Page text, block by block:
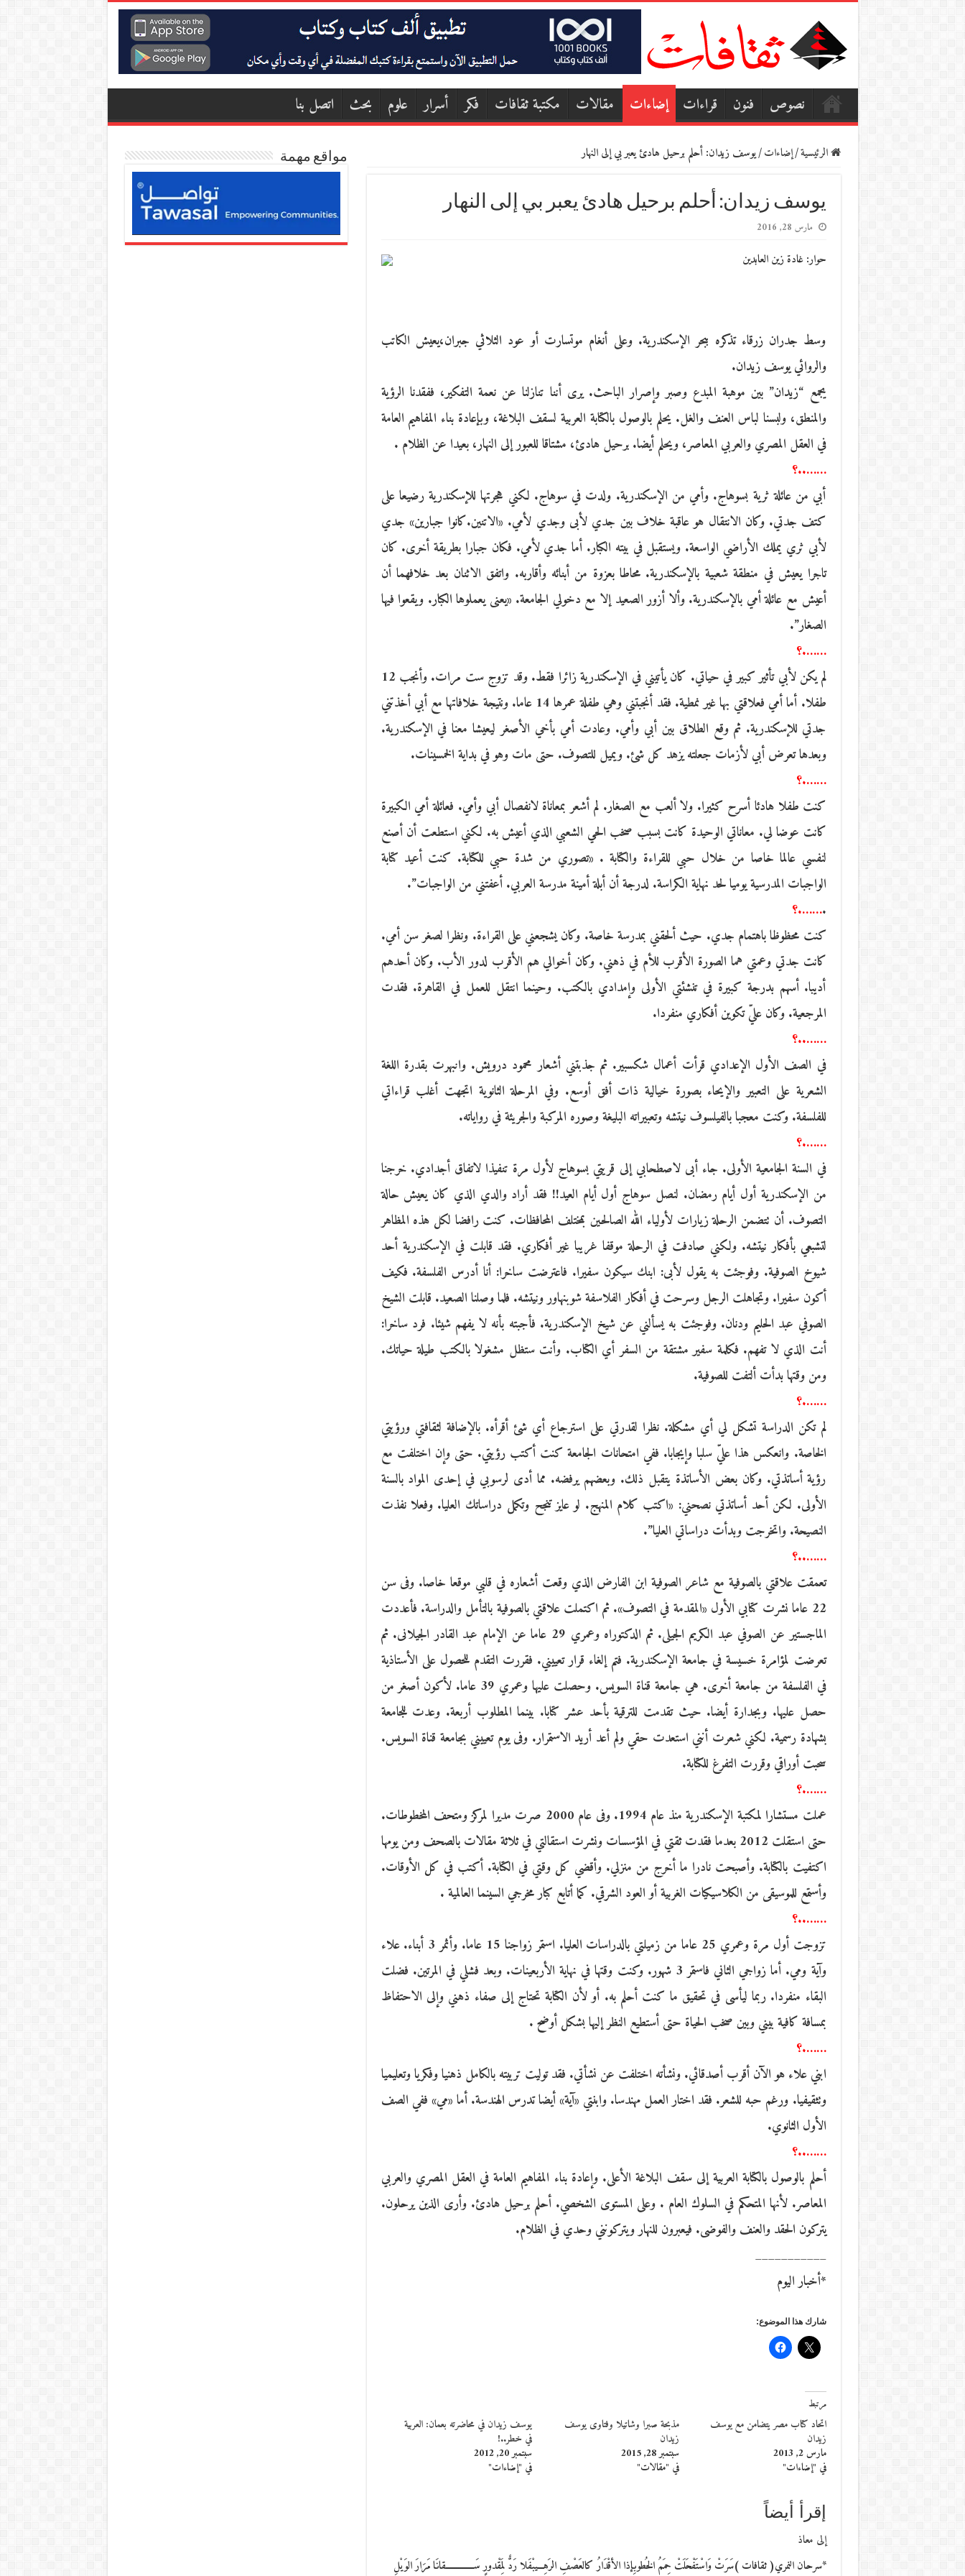
نصوص فنون قراءات إضاءات مقالات مكتبة ثقافات فكر أسرار علوم بحث اتصل بنا
الرئيسية/إضاءات/يوسف زيدان: أحلم برحيل هادئ يعبر بي إلى النهار
يوسف زيدان: أحلم برحيل هادئ يعبر بي إلى النهار
مارس 28, 2016
حوار: غادة زين العابدين
وسط جدران زرقاء تذكره ببحر الإسكندرية. وعلى أنغام موتسارت أو عود الثلاثي جبران،يعيش الكاتب
والروائي يوسف زيدان.
يجمع “زيدان” بين موهبة المبدع وصبر وإصرار الباحث. يرى أننا تنازلنا عن نعمة التفكير، ففقدنا الرؤية
والمنطق، ولبسنا لباس العنف والغل. يحلم بالوصول بالكتابة العربية لسقف البلاغة، وبإعادة بناء المفاهيم العامة
في العقل المصري والعربي المعاصر، ويحلم أيضا. برحيل هادئ، مشتاقا للعبور إلى النهار، بعيدا عن الظلام .
……..؟
أبي من عائلة ثرية بسوهاج. وأمي من الإسكندرية. ولدت في سوهاج. لكني هجرتها للإسكندرية رضيعا على
كتف جدتي. وكان الانتقال هو عاقبة خلاف بين جدي لأبى وجدي لأمي. «الاتنين.كانوا جبارين» جدي
لأبي ثري يملك الأراضي الواسعة. ويستقبل في بيته الكبار. أما جدي لأمي. فكان جبارا بطريقة أخرى. كان
تاجرا يعيش في منطقة شعبية بالإسكندرية. محاطا بعزوة من أبنائه وأقاربه. واتفق الاثنان بعد خلافهما أن
أعيش مع عائلة أمي بالإسكندرية. وألا أزور الصعيد إلا مع دخولي الجامعة. «يعنى يعملوها الكبار. ويقعوا فيها
الصغار”.
…….؟
لم يكن لأبي تأثير كبير في حياتي. كان يأتيني في الإسكندرية زائرا فقط. وقد تزوج ست مرات. وأنجب 12
طفلا. أما أمي فعلاقتي بها غير نمطية. فقد أنجبتني وهي طفلة عمرها 14 عاما. ونتيجة خلافاتها مع أبي أخذتني
جدتي للإسكندرية. ثم وقع الطلاق بين أبي وأمي. وعادت أمي بأخي الأصغر ليعيشا معنا في الإسكندرية.
وبعدها تعرض أبي لأزمات جعلته يزهد كل شئ. ويميل للتصوف. حتى مات وهو في بداية الخمسينات.
…….؟
كنت طفلا هادئا أسرح كثيرا. ولا ألعب مع الصغار. لم أشعر بمعاناة لانفصال أبي وأمي. فعائلة أمي الكبيرة
كانت عوضا لي. معاناتي الوحيدة كانت بسبب صخب الحي الشعبي الذي أعيش به. لكني استطعت أن أصنع
لنفسي عالما خاصا من خلال حبي للقراءة والكتابة . «تصوري من شدة حبي للكتابة. كنت أعيد كتابة
الواجبات المدرسية يوميا لحد نهاية الكراسة. لدرجة أن أبلة أمينة مدرسة العربي. أعفتني من الواجبات”.
.…….؟
كنت محظوظا باهتمام جدي. حيث ألحقني بمدرسة خاصة. وكان يشجعني على القراءة. ونظرا لصغر سن أمي.
كانت جدتي وعمتي هما الصورة الأقرب للأم في ذهني. وكان أخوالي هم الأقرب لدور الأب. وكان أحدهم
أديبا. أسهم بدرجة كبيرة في تنشئتي الأولى وإمدادي بالكتب. وحينما انتقل للعمل في القاهرة. فقدت
المرجعية. وكان عليّ تكوين أفكاري منفردا.
……..؟
في الصف الأول الإعدادي قرأت أعمال شكسبير. ثم جذبتني أشعار محمود درويش. وانبهرت بقدرة اللغة
الشعرية على التعبير والإيحاء بصورة خيالية ذات أفق أوسع. وفي المرحلة الثانوية اتجهت أغلب قراءاتي
للفلسفة. وكنت معجبا بالفيلسوف نيتشه وتعبيراته البليغة وصوره المركبة والجريئة في رواياته.
…….؟
في السنة الجامعية الأولى. جاء أبى لاصطحابي إلى قريتي بسوهاج لأول مرة تنفيذا لاتفاق أجدادي. خرجنا
من الإسكندرية أول أيام رمضان. لنصل سوهاج أول أيام العيد!! فقد أراد والدي الذي كان يعيش حالة
التصوف. أن تتضمن الرحلة زيارات لأولياء الله الصالحين بمختلف المحافظات. كنت رافضا لكل هذه المظاهر
لتشبعي بأفكار نيتشه. ولكني صادفت في الرحلة موقفا غريبا غير أفكاري. فقد قابلت في الإسكندرية أحد
شيوخ الصوفية. وفوجئت به يقول لأبى: ابنك سيكون سفيرا. فاعترضت ساخرا: أنا أدرس الفلسفة. فكيف
أكون سفيرا. وتجاهلت الرجل وسرحت في أفكار الفلاسفة شوبنهاور ونيتشه. فلما وصلنا الصعيد. قابلت الشيخ
الصوفي عبد الحليم ودنان. وفوجئت به يسألني عن شيخ الإسكندرية. فأجبته بأنه لا يفهم شيئا. فرد ساخرا:
أنت الذي لا تفهم. فكلمة سفير مشتقة من السفر أي الكتاب. وأنت ستظل مشغولا بالكتب طيلة حياتك.
ومن وقتها بدأت ألتفت للصوفية.
…….؟
لم تكن الدراسة تشكل لي أي مشكلة. نظرا لقدرتي على استرجاع أي شئ أقرأه. بالإضافة لثقافتي ورؤيتي
الخاصة. وانعكس هذا عليّ سلبا وإيجابا. ففي امتحانات الجامعة كنت أكتب رؤيتي. حتى وإن اختلفت مع
رؤية أساتذتي. وكان بعض الأساتذة يتقبل ذلك. وبعضهم يرفضه. مما أدى لرسوبي في إحدى المواد بالسنة
الأولى. لكن أحد أساتذتي نصحني: «اكتب كلام المنهج. لو عايز تنجح وتكمل دراساتك العليا. وفعلا نفذت
النصيحة. واتخرجت وبدأت دراساتي العليا”.
……..؟
تعمقت علاقتي بالصوفية مع شاعر الصوفية ابن الفارض الذي وقعت أشعاره في قلبي موقعا خاصا. وفى سن
22 عاما نشرت كتابي الأول «المقدمة في التصوف». ثم اكتملت علاقتي بالصوفية بالتأمل والدراسة. فأعددت
الماجستير عن الصوفي عبد الكريم الجيلى. ثم الدكتوراه وعمري 29 عاما عن الإمام عبد القادر الجيلانى. ثم
تعرضت لمؤامرة خسيسة في جامعة الإسكندرية. فتم إلغاء قرار تعييني. فقررت التقدم للحصول على الأستاذية
في الفلسفة من جامعة أخرى. هي جامعة قناة السويس. وحصلت عليها وعمري 39 عاما. لأكون أصغر من
حصل عليها. وبجدارة أيضا. حيث تقدمت للترقية بأحد عشر كتابا. بينما المطلوب أربعة. وعدت للجامعة
بشهادة رسمية. لكني شعرت أنني استعدت حقي ولم أعد أريد الاستمرار. وفى يوم تعييني بجامعة قناة السويس.
سحبت أوراقي وقررت التفرغ للكتابة.
…….؟
عملت مستشارا لمكتبة الإسكندرية منذ عام 1994. وفى عام 2000 صرت مديرا لمركز ومتحف المخطوطات.
حتى استقلت 2012 بعدما فقدت ثقتي في المؤسسات ونشرت استقالتي في ثلاثة مقالات بالصحف ومن يومها
اكتفيت بالكتابة. وأصبحت نادرا ما أخرج من منزلي. وأقضي كل وقتي في الكتابة. أكتب في كل الأوقات.
وأستمع للموسيقى من الكلاسيكيات الغربية أو العود الشرقي. كما أتابع كبار مخرجي السينما العالمية .
……..؟
تزوجت أول مرة وعمري 25 عاما من زميلتي بالدراسات العليا. استمر زواجنا 15 عاما. وأثمر 3 أبناء. علاء
وآية ومي. أما زواجي الثاني فاستمر 3 شهور. وكنت وقتها في نهاية الأربعينات. وبعد فشلي في المرتين. فضلت
البقاء منفردا. ربما ليأسى في تحقيق ما كنت أحلم به. أو لأن الكتابة تحتاج إلى صفاء ذهني وإلى الاحتفاظ
بمسافة كافية بيني وبين صخب الحياة حتى أستطيع النظر إليها بشكل أوضح .
…….؟
ابني علاء هو الآن أقرب أصدقائي. ونشأته اختلفت عن نشأتي. فقد توليت تربيته بالكامل ذهنيا وفكريا وتعليميا
وتثقيفيا. ورغم حبه للشعر. فقد اختار العمل مهندسا. وابنتي «آية» أيضا تدرس الهندسة. أما «مي» ففي الصف
الأول الثانوي.
……..؟
أحلم بالوصول بالكتابة العربية إلى سقف البلاغة الأعلى. وإعادة بناء المفاهيم العامة في العقل المصري والعربي
المعاصر. لأنها المتحكم في السلوك العام . وعلى المستوى الشخصي. أحلم برحيل هادئ. وأرى الذين يرحلون.
يتركون الحقد والعنف والفوضى. فيعبرون للنهار ويتركونني وحدي في الظلام.
___________
*أخبار اليوم
شارك هذا الموضوع:
مرتبط
اتحاد كتاب مصر يتضامن مع يوسف
زيدان
مارس 2, 2013
في "إضاءات"
مذبحة صبرا وشاتيلا وفتاوى يوسف
زيدان
سبتمبر 28, 2015
في "مقالات"
يوسف زيدان في محاضرته بعمان: العربية
في خطر..!
سبتمبر 20, 2012
في "إضاءات"
إقرأ أيضاً
إلى معاذ
*سرحان النمري( ثقافات )سَرَتْ وَاسْتَفْحَلَتْ حِمَمُ الخُطوبِإذا الأقْدَارُ كالعَصْفِ الرَهِـــيبْفَلا رَدٌّ لِمَقْدورٍ سَـــــــــــــقانَا مَرَارَ الوَيْلِ
مواقع مهمة